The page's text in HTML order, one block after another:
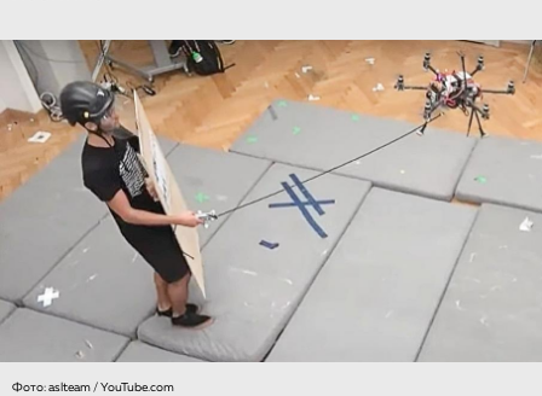
Фото: aslteam / YouTube.com